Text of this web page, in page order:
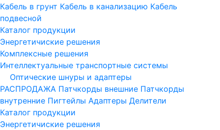
Кабель в грунт Кабель в канализацию Кабель
подвесной
Каталог продукции
Энергетичиские решения
Комплексные решения
Интеллектуальные транспортные системы
Оптические шнуры и адаптеры
РАСПРОДАЖА Патчкорды внешние Патчкорды
внутренние Пигтейлы Адаптеры Делители
Каталог продукции
Энергетичиские решения